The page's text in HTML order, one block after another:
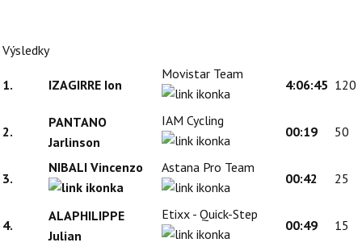
Výsledky
1. IZAGIRRE Ion
Movistar Team
4:06:45 120
2.
PANTANO
Jarlinson
IAM Cycling
00:19 50
3.
NIBALI Vincenzo Astana Pro Team
00:42 25
4.
ALAPHILIPPE
Julian
Etixx - Quick-Step
00:49 15